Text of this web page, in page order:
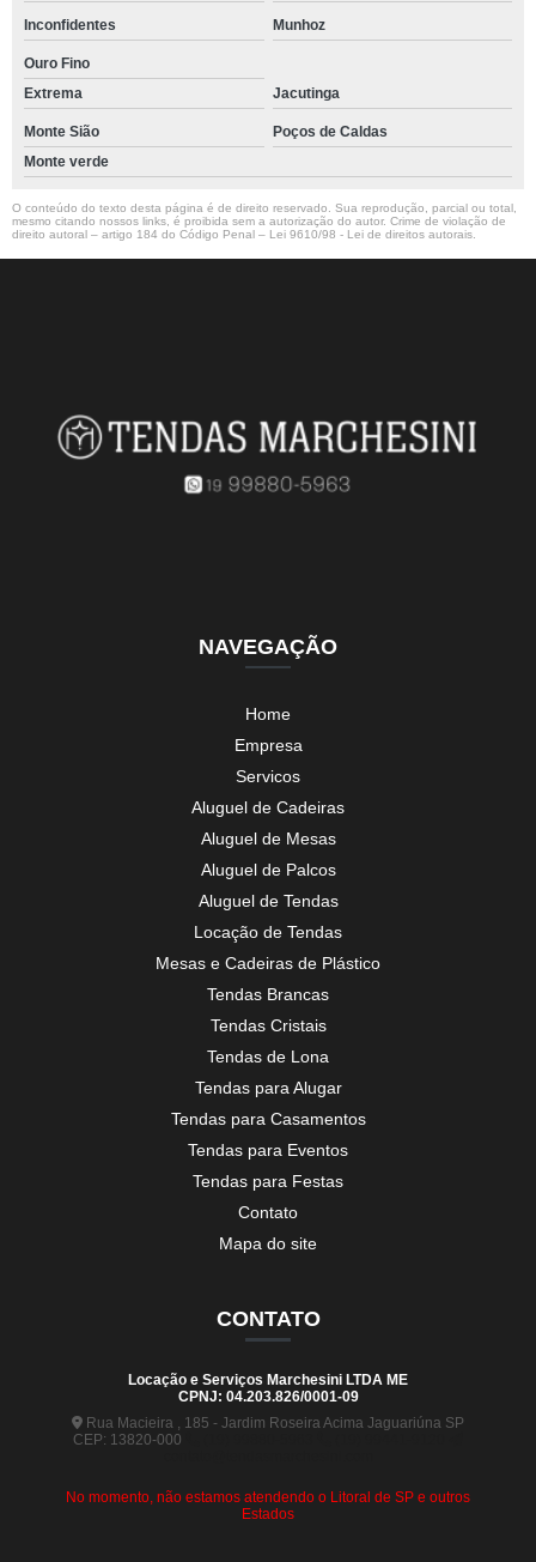
Inconfidentes Munhoz
Ouro Fino
Extrema
Jacutinga
Monte Sião
Poços de Caldas
Monte verde
O conteúdo do texto desta página é de direito reservado. Sua reprodução, parcial ou total,
mesmo citando nossos links, é proibida sem a autorização do autor. Crime de violação de
direito autoral – artigo 184 do Código Penal – Lei 9610/98 - Lei de direitos autorais
NAVEGAÇÃO
Home
Empresa
Servicos
Aluguel de Cadeiras
Aluguel de Mesas
Aluguel de Palcos
Aluguel de Tendas
Locação de Tendas
Mesas e Cadeiras de Plástico
Tendas Brancas
Tendas Cristais
Tendas de Lona
Tendas para Alugar
Tendas para Casamentos
Tendas para Eventos
Tendas para Festas
Contato
Mapa do site
CONTATO
Locação e Serviços Marchesini LTDA ME
CPNJ: 04.203.826/0001-09
Rua Macieira , 185 - Jardim Roseira Acima Jaguariúna SP
CEP: 13820-000
No momento, não estamos atendendo o Litoral de SP e outros
Estados